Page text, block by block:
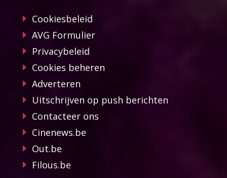
Cookiesbeleid
AVG Formulier
Privacybeleid
Cookies beheren
Adverteren
Uitschrijven op push berichten
Contacteer ons
Cinenews.be
Out.be
Filous.be